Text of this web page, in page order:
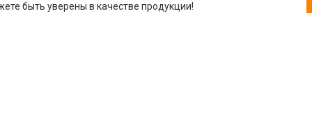
быть уверены в качестве продукции!